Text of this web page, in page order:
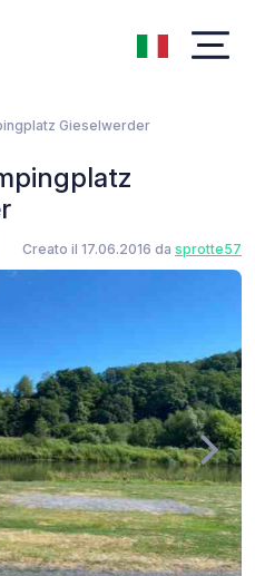
Gieselwerder
Creato il 17.06.2016 da sprotte57